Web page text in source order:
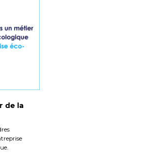
de la